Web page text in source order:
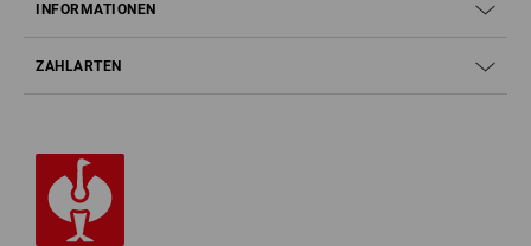
INFORMATIONEN
ZAHLARTEN